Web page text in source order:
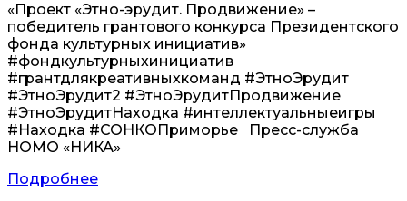
«Проект «Этно-эрудит. Продвижение» –
победитель грантового конкурса Президентского
фонда культурных инициатив»
#фондкультурныхинициатив
#грантдлякреативныхкоманд #ЭтноЭрудит
#ЭтноЭрудит2 #ЭтноЭрудитПродвижение
#ЭтноЭрудитНаходка #интеллектуальныеигры
#Находка #СОНКОПриморье Пресс-служба
НОМО «НИКА»
Подробнее